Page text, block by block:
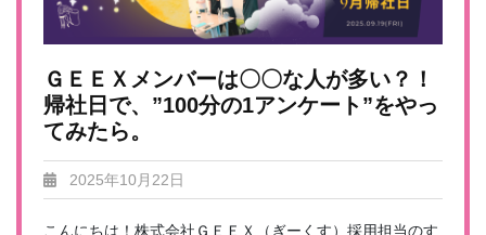
ＧＥＥＸメンバーは〇〇な人が多い？！
帰社日で、”100分の1アンケート”をやっ
てみたら。
2025年10月22日
こんにちは！株式会社ＧＥＥＸ（ぎーくす）採用担当のす